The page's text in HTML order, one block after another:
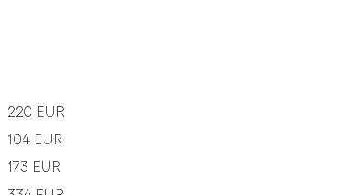
220 EUR
104 EUR
173 EUR